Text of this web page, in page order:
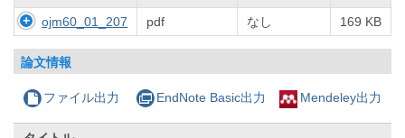
ojm60_01_207 pdf なし 169 KB
論文情報
ファイル出力 EndNote Basic出力 Mendeley出力